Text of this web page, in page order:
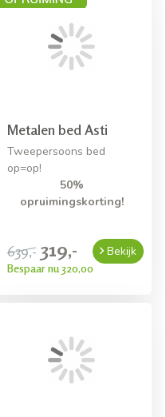
Metalen bed Asti
Tweepersoons bed
op=op!
50%
opruimingskorting!
639,- 319,-
Bespaar nu 320,00
Bekijk